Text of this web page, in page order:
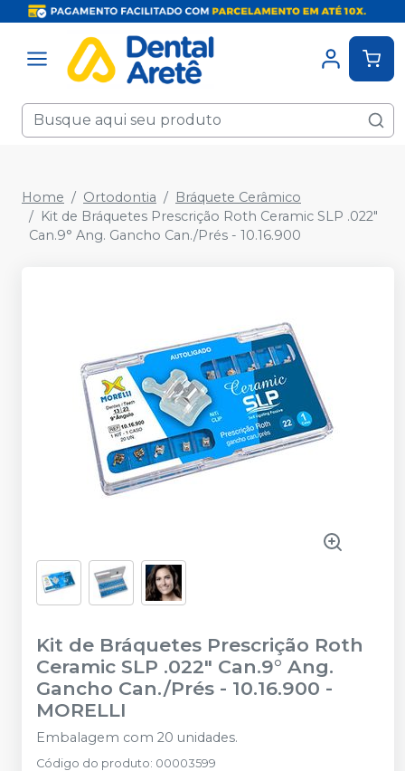
Home Ortodontia
Bráquete Cerâmico
Kit de Bráquetes Prescrição Roth Ceramic SLP .022"
Can.9° Ang. Gancho Can./Prés - 10.16.900
Kit de Bráquetes Prescrição Roth
Ceramic SLP .022" Can.9° Ang.
Gancho Can./Prés - 10.16.900 -
MORELLI
Embalagem com 20 unidades.
Código do produto: 00003599